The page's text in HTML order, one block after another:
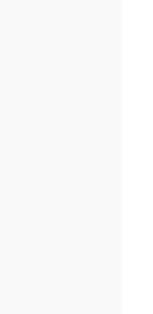
i dette